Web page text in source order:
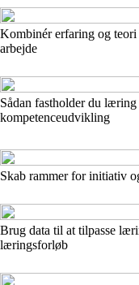
Kombinér erfaring og teori
arbejde
Sådan fastholder du
kompetenceudvikling
Skab rammer for initiativ
Brug data til at tilpasse
læringsforløb